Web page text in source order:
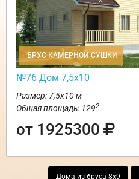
БРУС КАМЕРНОЙ СУШКИ
№76 Дом 7,5х10
Размер: 7,5х10 м
Общая площадь: 1292
от 1925300
Дома из бруса 8х9